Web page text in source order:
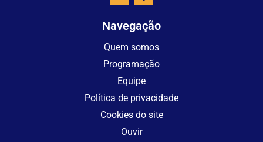
Navegação
Quem somos
Programação
Equipe
Política de privacidade
Cookies do site
Ouvir